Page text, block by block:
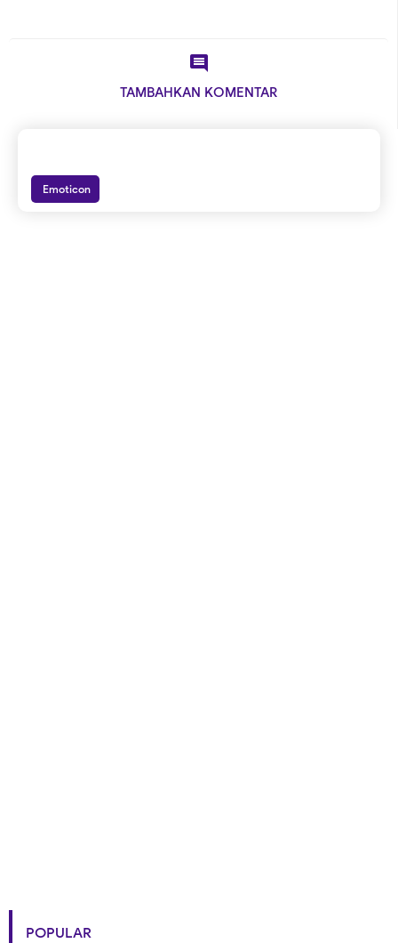

TAMBAHKAN KOMENTAR
Emoticon
POPULAR